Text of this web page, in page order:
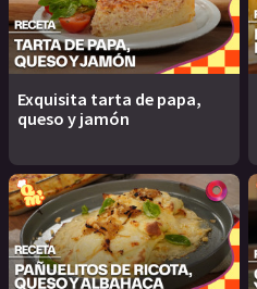
Exquisita tarta de papa,
queso y jamón